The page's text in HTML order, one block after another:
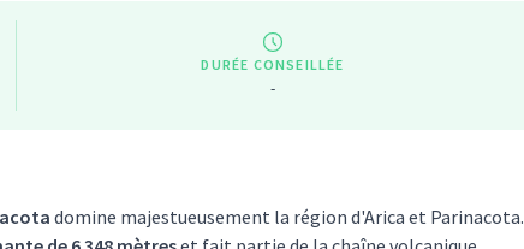
DURÉE CONSEILLÉE
-
domine majestueusement la région d'Arica et Parinacota.